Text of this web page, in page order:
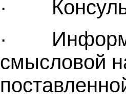
·
·
смысловой